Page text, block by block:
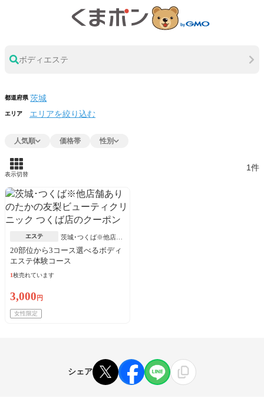
ボディエステ
都道府県
エリア エリアを絞り込む
人気順 価格帯 性別
表示切替
1件
エステ
茨城･つくば※他店舗
あり
20部位から3コース選べるボディ
エステ体験コース
1枚売れています
3,000 円
女性限定
シェア